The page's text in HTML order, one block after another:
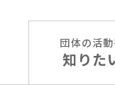
団体の活動
知りた